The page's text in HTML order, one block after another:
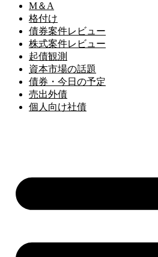
M＆A
格付け
債券案件レビュー
株式案件レビュー
起債観測
資本市場の話題
債券・今日の予定
売出外債
個人向け社債